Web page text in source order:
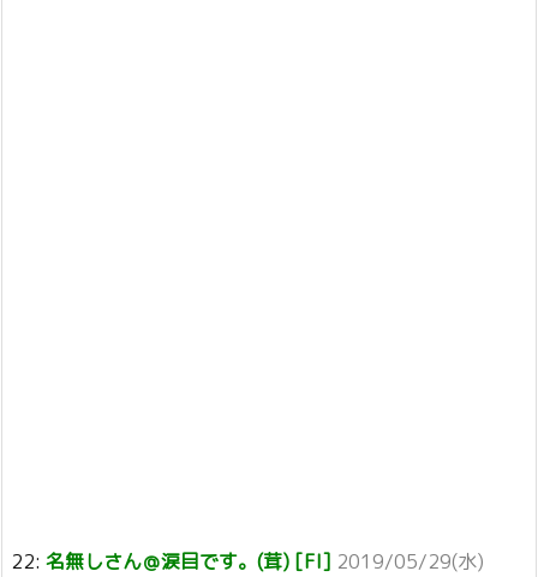
22: 名無しさん＠涙目です。(茸) [FI] 2019/05/29(水)